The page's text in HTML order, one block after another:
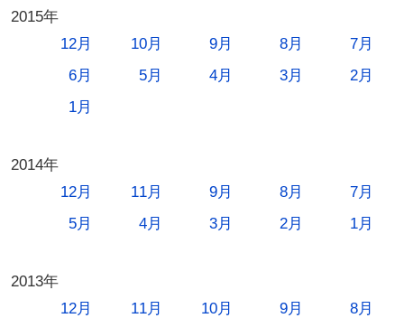
2015年
12月
10月 9月 8月
7月
6月
5月 4月 3月
2月
1月
2014年
12月
11月 9月 8月
7月
5月
4月 3月 2月 1月
2013年
12月
11月 10月 9月
8月